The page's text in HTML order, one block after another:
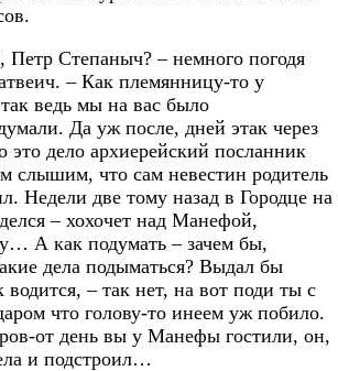
Петр Степаныч? – немного погодя
– Как племянницу-то у
ведь мы на вас было
Да уж после, дней этак через
это дело архиерейский посланник
слышим, что сам невестин родитель
Недели две тому назад в Городце на
– хохочет над Манефой,
А как подумать – зачем бы,
дела подыматься? Выдал бы
водится, – так нет, на вот поди ты с
что голову-то инеем уж побило.
от день вы у Манефы гостили, он,
и подстроил…